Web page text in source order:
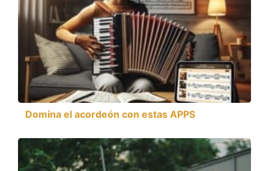
Domina el acordeón con estas APPS